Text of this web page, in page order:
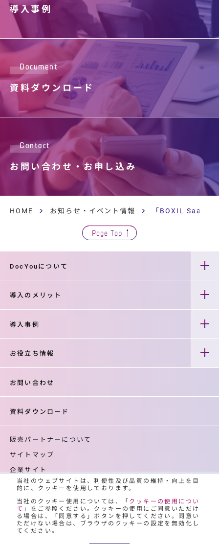
当社のウェブサイトは、利便性及び品質の維持・向上を目
的に、クッキーを使用しております。
当社のクッキー使用については、「 クッキーの使用につい
て 」をご参照ください。クッキーの使用にご同意いただけ
る場合は、「同意する」ボタンを押してください。同意い
ただけない場合は、ブラウザのクッキーの設定を無効化し
てください。
導入事例
Document
資料ダウンロード
Contact
お問い合わせ・お申し込み
HOME お知らせ・イベント情報 「BOXIL SaaS
Page Top
DocYouについて
導入のメリット
導入事例
お役立ち情報
お問い合わせ
資料ダウンロード
販売パートナーについて
サイトマップ
企業サイト
登録商標について
クッキーの使用について
個人情報保護について